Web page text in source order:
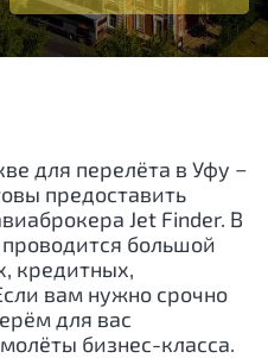
для перелёта в Уфу −
предоставить
Jet Finder. В
большой
кредитных,
вам нужно срочно
для вас
бизнес-класса.